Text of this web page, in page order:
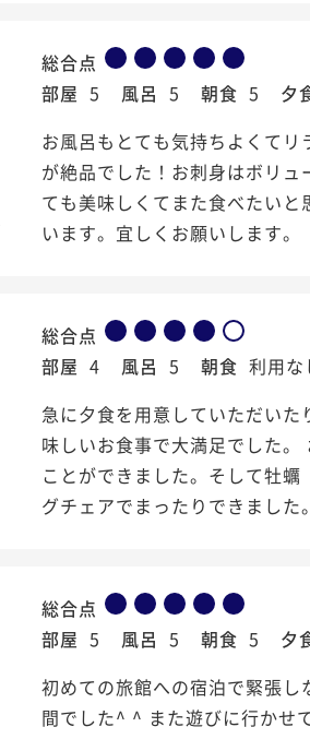
総合点
部屋 5 風呂 5 朝食 5 夕
お風呂もとても気持ちよくて
が絶品でした！お刺身はボリ
ても美味しくてまた食べたい
います。宜しくお願いします。
総合点
部屋 4 風呂 5 朝食 利用な
急に夕食を用意していただい
味しいお食事で大満足でした
ことができました。そして牡
グチェアでまったりできました。
総合点
部屋 5 風呂 5 朝食 5 夕
初めての旅館への宿泊で緊張
間でした^ ^ また遊びに行かせ